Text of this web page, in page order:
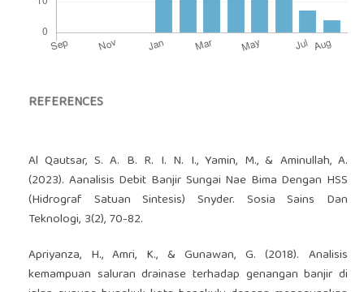
REFERENCES
Al Qautsar, S. A. B. R. I. N. I., Yamin, M., & Aminullah, A.
(2023). Aanalisis Debit Banjir Sungai Nae Bima Dengan HSS
(Hidrograf Satuan Sintesis) Snyder. Sosia Sains Dan
Teknologi, 3(2), 70-82.
Apriyanza, H., Amri, K., & Gunawan, G. (2018). Analisis
kemampuan saluran drainase terhadap genangan banjir di